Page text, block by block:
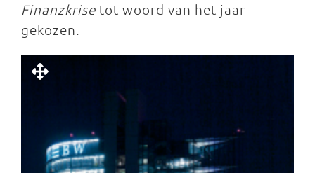
Finanzkrise tot woord van het jaar
gekozen.